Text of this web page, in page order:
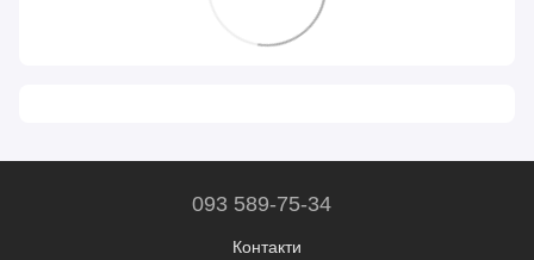
093 589-75-34
Контакти